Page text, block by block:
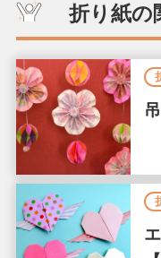
折り紙の